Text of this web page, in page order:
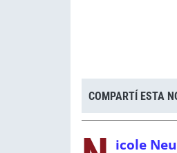
COMPARTÍ ESTA
icole